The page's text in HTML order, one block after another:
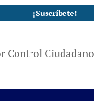
Control Ciudadano